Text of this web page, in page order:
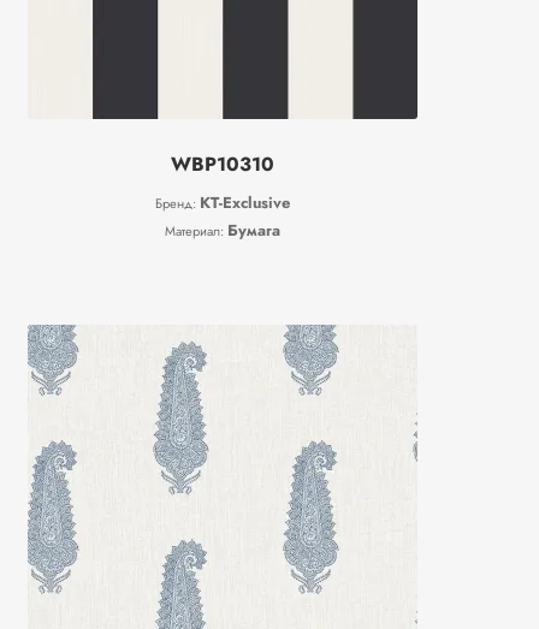
WBP10310
Бренд: KT-Exclusive
Материал: Бумага